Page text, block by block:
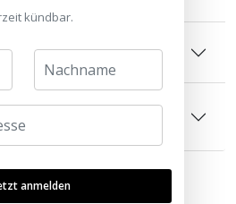
DATEN
0
kündbar.
anmelden